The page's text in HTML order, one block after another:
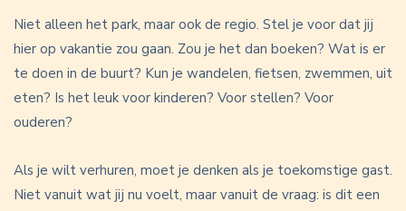
Niet alleen het park, maar ook de regio. Stel je voor dat jij
hier op vakantie zou gaan. Zou je het dan boeken? Wat is er
te doen in de buurt? Kun je wandelen, fietsen, zwemmen, uit
eten? Is het leuk voor kinderen? Voor stellen? Voor
ouderen?
Als je wilt verhuren, moet je denken als je toekomstige gast.
Niet vanuit wat jij nu voelt, maar vanuit de vraag: is dit een